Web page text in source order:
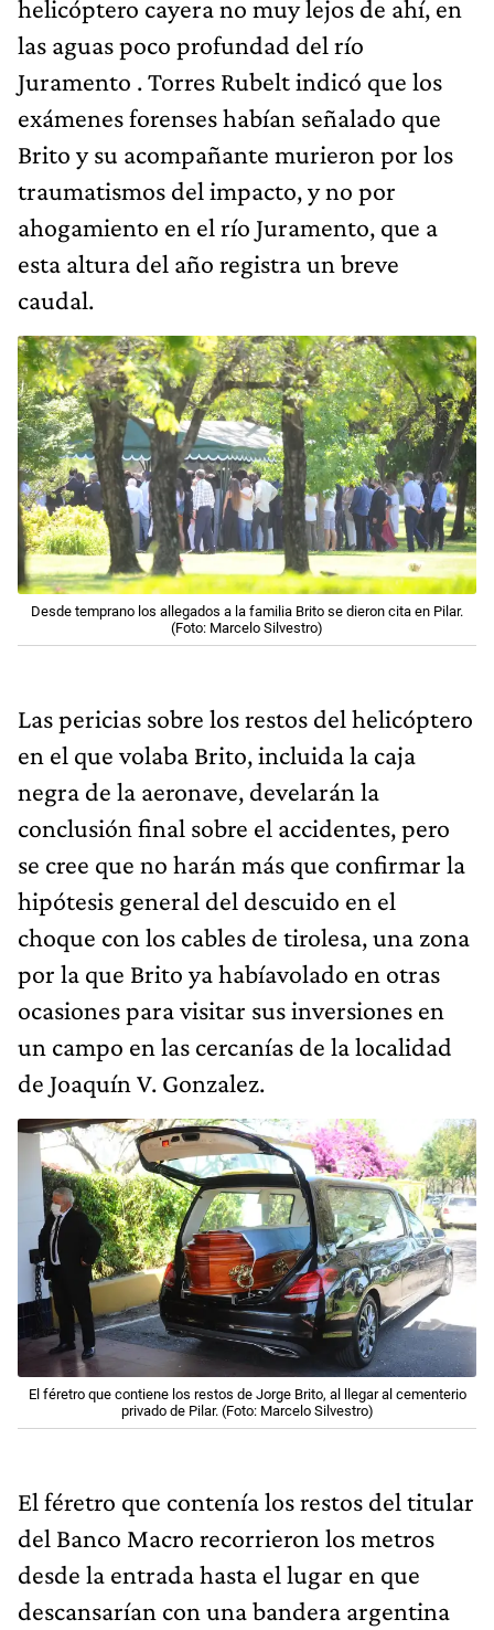
helicóptero cayera no muy lejos de ahí, en
las aguas poco profundad del río
Juramento . Torres Rubelt indicó que los
exámenes forenses habían señalado que
Brito y su acompañante murieron por los
traumatismos del impacto, y no por
ahogamiento en el río Juramento, que a
esta altura del año registra un breve
caudal.
Desde temprano los allegados a la familia Brito se dieron cita en Pilar.
(Foto: Marcelo Silvestro)
Las pericias sobre los restos del helicóptero
en el que volaba Brito, incluida la caja
negra de la aeronave, develarán la
conclusión final sobre el accidentes, pero
se cree que no harán más que confirmar la
hipótesis general del descuido en el
choque con los cables de tirolesa, una zona
por la que Brito ya habíavolado en otras
ocasiones para visitar sus inversiones en
un campo en las cercanías de la localidad
de Joaquín V. Gonzalez.
El féretro que contiene los restos de Jorge Brito, al llegar al cementerio
privado de Pilar. (Foto: Marcelo Silvestro)
El féretro que contenía los restos del titular
del Banco Macro recorrieron los metros
desde la entrada hasta el lugar en que
descansarían con una bandera argentina